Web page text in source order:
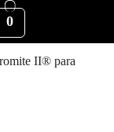
II® para
0